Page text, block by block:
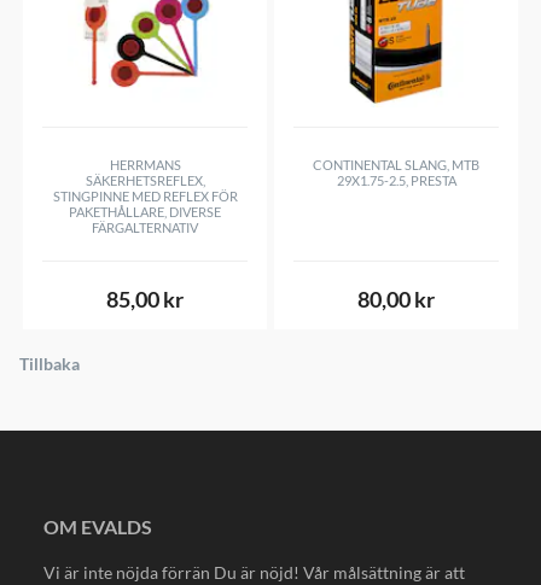
HERRMANS
SÄKERHETSREFLEX,
STINGPINNE MED REFLEX FÖR
PAKETHÅLLARE, DIVERSE
FÄRGALTERNATIV
85,00 kr
CONTINENTAL SLANG, MTB
29X1.75-2.5, PRESTA
80,00 kr
Tillbaka
OM EVALDS
Vi är inte nöjda förrän Du är nöjd! Vår målsättning är att